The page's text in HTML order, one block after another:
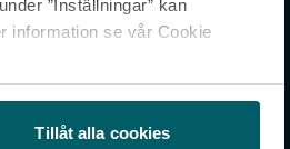
”Inställningar” kan
information se vår Cookie
Tillåt alla cookies